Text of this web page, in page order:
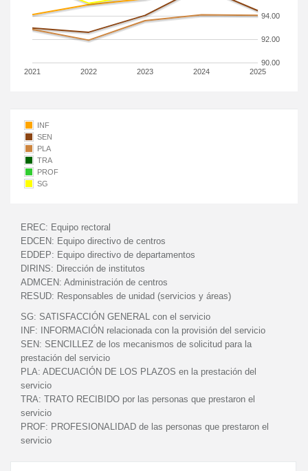
2021 2022 2023 2024 2025
90.00
92.00
94.00
INF
SEN
PLA
TRA
PROF
SG
EREC: Equipo rectoral
EDCEN: Equipo directivo de centros
EDDEP: Equipo directivo de departamentos
DIRINS: Dirección de institutos
ADMCEN: Administración de centros
RESUD: Responsables de unidad (servicios y áreas)
SG: SATISFACCIÓN GENERAL con el servicio
INF:
INFORMACIÓN relacionada con la provisión del servicio
SEN: SENCILLEZ de los mecanismos de solicitud para la
prestación del servicio
PLA: ADECUACIÓN DE LOS PLAZOS en la prestación del
servicio
TRA: TRATO RECIBIDO por las personas que prestaron el
servicio
PROF: PROFESIONALIDAD de las personas que prestaron el
servicio